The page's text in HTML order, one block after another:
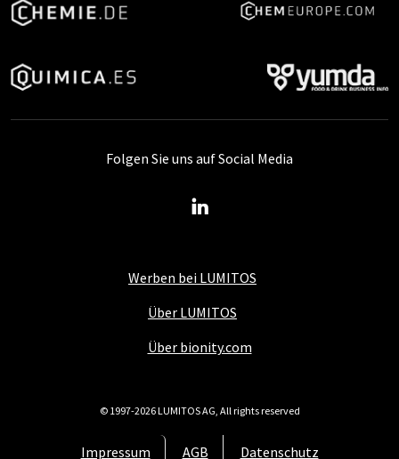
Werben bei LUMITOS
Über LUMITOS
Über bionity.com
Impressum AGB Datenschutz
Folgen Sie uns auf Social Media
© 1997-2026 LUMITOS AG, All rights reserved